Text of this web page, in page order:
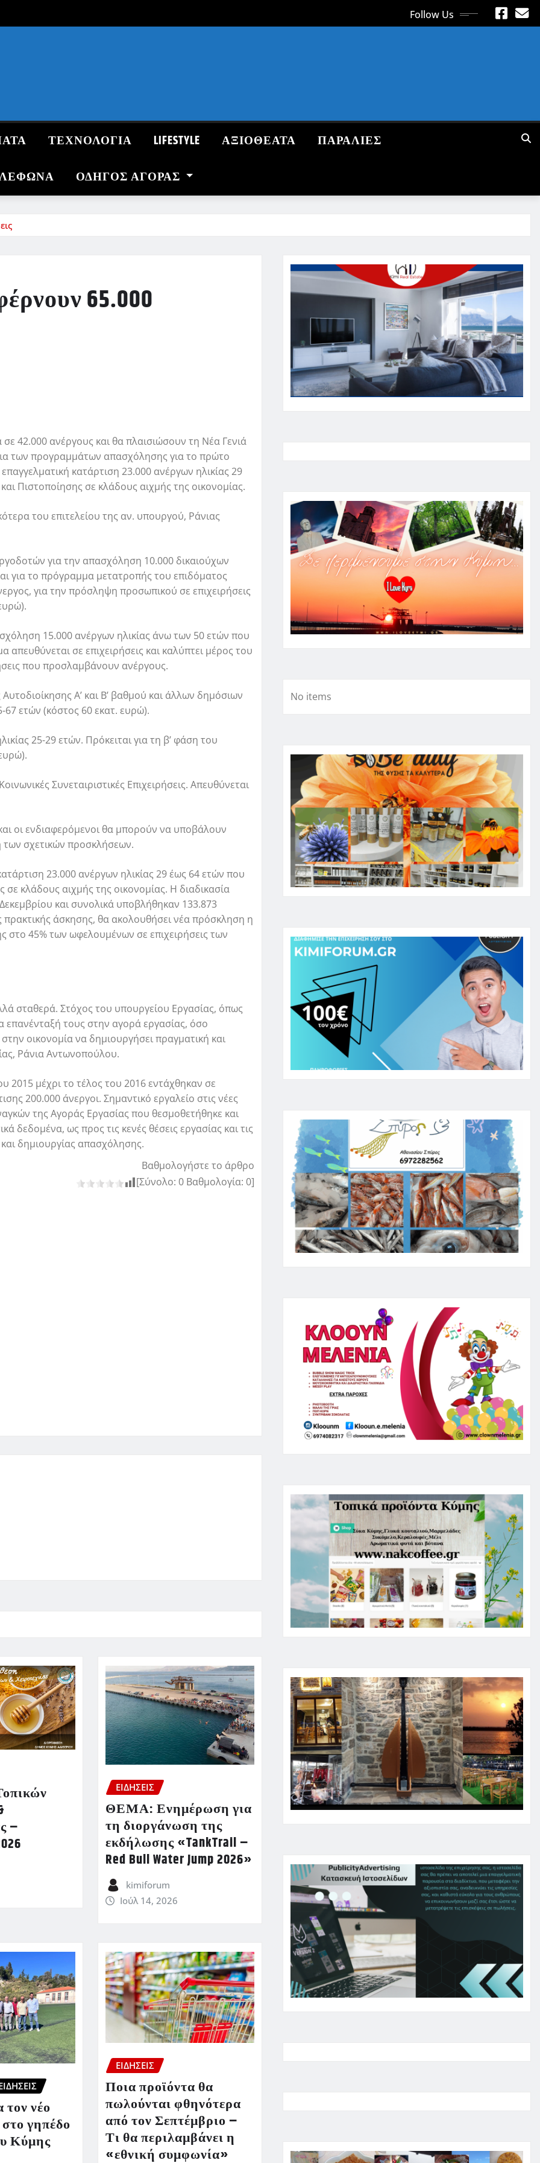
Follow Us
ΤΕΧΝΟΛΟΓΙΑ LIFESTYLE ΑΞΙΟΘΕΑΤΑ ΠΑΡΑΛΙΕΣ
ΟΔΗΓΌΣ ΑΓΟΡΆΣ
65.000
42.000 ανέργους και θα πλαισιώσουν τη Νέα Γενιά
των προγραμμάτων απασχόλησης για το πρώτο
κατάρτιση 23.000 ανέργων ηλικίας 29
Πιστοποίησης σε κλάδους αιχμής της οικονομίας.
του επιτελείου της αν. υπουργού, Ράνιας
για την απασχόληση 10.000 δικαιούχων
για το πρόγραμμα μετατροπής του επιδόματος
για την πρόσληψη προσωπικού σε επιχειρήσεις
15.000 ανέργων ηλικίας άνω των 50 ετών που
απευθύνεται σε επιχειρήσεις και καλύπτει μέρος του
που προσλαμβάνουν ανέργους.
Α’ και Β’ βαθμού και άλλων δημόσιων
ετών (κόστος 60 εκατ. ευρώ).
25-29 ετών. Πρόκειται για τη β’ φάση του
Συνεταιριστικές Επιχειρήσεις. Απευθύνεται
οι ενδιαφερόμενοι θα μπορούν να υποβάλουν
των σχετικών προσκλήσεων.
23.000 ανέργων ηλικίας 29 έως 64 ετών που
κλάδους αιχμής της οικονομίας. Η διαδικασία
και συνολικά υποβλήθηκαν 133.873
άσκησης, θα ακολουθήσει νέα πρόσκληση η
στο 45% των ωφελουμένων σε επιχειρήσεις των
σταθερά. Στόχος του υπουργείου Εργασίας, όπως
επανένταξή τους στην αγορά εργασίας, όσο
οικονομία να δημιουργήσει πραγματική και
Ράνια Αντωνοπούλου.
μέχρι το τέλος του 2016 εντάχθηκαν σε
200.000 άνεργοι. Σημαντικό εργαλείο στις νέες
της Αγοράς Εργασίας που θεσμοθετήθηκε και
δεδομένα, ως προς τις κενές θέσεις εργασίας και τις
δημιουργίας απασχόλησης.
Βαθμολογήστε το άρθρο
[Σύνολο: 0 Βαθμολογία: 0]
–
ΕΙΔΗΣΕΙΣ
ΘΕΜΑ: Ενημέρωση για
τη διοργάνωση της
εκδήλωσης «TankTrail –
Red Bull Water Jump 2026»
kimiforum
Ιούλ 14, 2026
νέο
γηπέδο
Κύμης
ΕΙΔΗΣΕΙΣ
Ποια προϊόντα θα
πωλούνται φθηνότερα
από τον Σεπτέμβριο –
Τι θα περιλαμβάνει η
«εθνική συμφωνία»